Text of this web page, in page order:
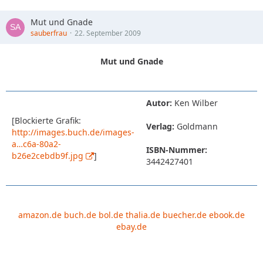
Mut und Gnade
sauberfrau 22. September 2009
Mut und Gnade
[Blockierte Grafik:
http://images.buch.de/images-
a…c6a-80a2-
b26e2cebdb9f.jpg
]
Autor: Ken Wilber
Verlag: Goldmann
ISBN-Nummer:
3442427401
amazon.de buch.de bol.de thalia.de buecher.de ebook.de
ebay.de